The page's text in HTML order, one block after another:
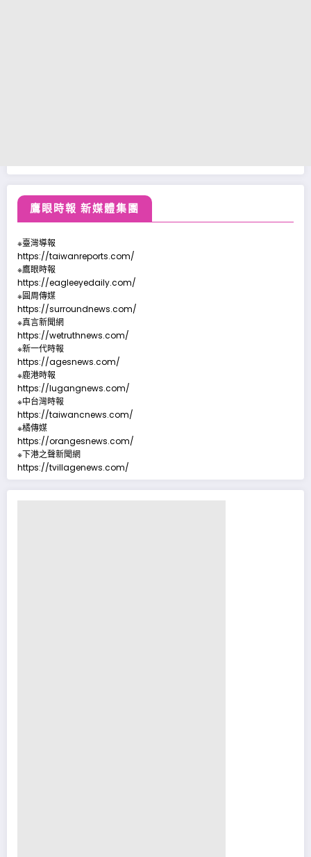
鷹眼時報 新媒體集團
※臺灣導報
https://taiwanreports.com/
※鷹眼時報
https://eagleeyedaily.com/
※圓周傳媒
https://surroundnews.com/
※真言新聞網
https://wetruthnews.com/
※新一代時報
https://agesnews.com/
※鹿港時報
https://lugangnews.com/
※中台灣時報
https://taiwancnews.com/
※橘傳媒
https://orangesnews.com/
※下港之聲新聞網
https://tvillagenews.com/